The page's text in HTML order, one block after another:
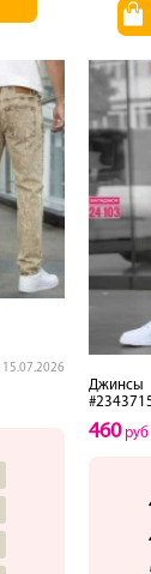
15.07.2026
Джинсы
460руб